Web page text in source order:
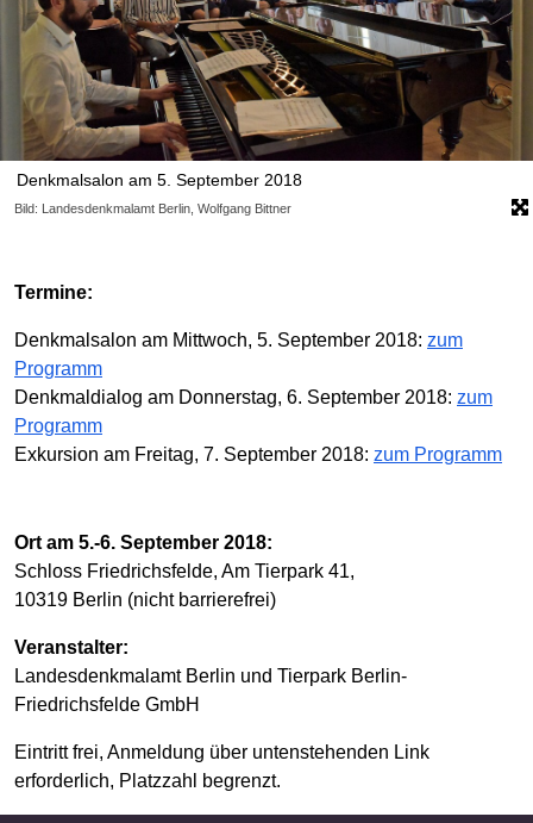
Denkmalsalon am 5. September 2018
Bild: Landesdenkmalamt Berlin, Wolfgang Bittner
Termine:
Denkmalsalon am Mittwoch, 5. September 2018: zum
Programm
Denkmaldialog am Donnerstag, 6. September 2018: zum
Programm
Exkursion am Freitag, 7. September 2018: zum Programm
Ort am 5.-6. September 2018:
Schloss Friedrichsfelde, Am Tierpark 41,
10319 Berlin (nicht barrierefrei)
Veranstalter:
Landesdenkmalamt Berlin und Tierpark Berlin-
Friedrichsfelde GmbH
Eintritt frei, Anmeldung über untenstehenden Link
erforderlich, Platzzahl begrenzt.